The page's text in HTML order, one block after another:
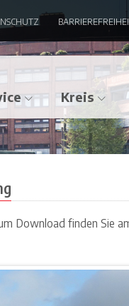
Kreis
Download finden Sie